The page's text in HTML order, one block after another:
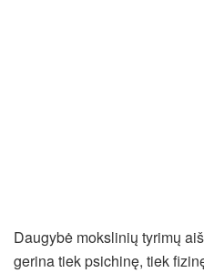
Daugybė mokslinių tyrimų
gerina tiek psichinę, tiek